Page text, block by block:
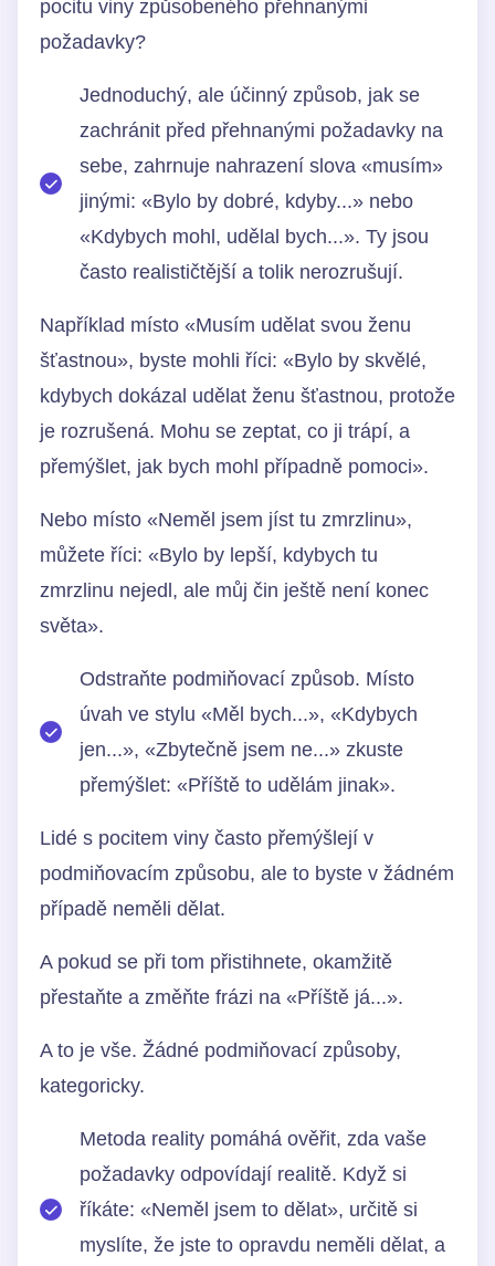
pocitu viny způsobeného přehnanými
požadavky?
Jednoduchý, ale účinný způsob, jak se
zachránit před přehnanými požadavky na
sebe, zahrnuje nahrazení slova «musím»
jinými: «Bylo by dobré, kdyby...» nebo
«Kdybych mohl, udělal bych...». Ty jsou
často realističtější a tolik nerozrušují.
Například místo «Musím udělat svou ženu
šťastnou», byste mohli říci: «Bylo by skvělé,
kdybych dokázal udělat ženu šťastnou, protože
je rozrušená. Mohu se zeptat, co ji trápí, a
přemýšlet, jak bych mohl případně pomoci».
Nebo místo «Neměl jsem jíst tu zmrzlinu»,
můžete říci: «Bylo by lepší, kdybych tu
zmrzlinu nejedl, ale můj čin ještě není konec
světa».
Odstraňte podmiňovací způsob. Místo
úvah ve stylu «Měl bych...», «Kdybych
jen...», «Zbytečně jsem ne...» zkuste
přemýšlet: «Příště to udělám jinak».
Lidé s pocitem viny často přemýšlejí v
podmiňovacím způsobu, ale to byste v žádném
případě neměli dělat.
A pokud se při tom přistihnete, okamžitě
přestaňte a změňte frázi na «Příště já...».
A to je vše. Žádné podmiňovací způsoby,
kategoricky.
Metoda reality pomáhá ověřit, zda vaše
požadavky odpovídají realitě. Když si
říkáte: «Neměl jsem to dělat», určitě si
myslíte, že jste to opravdu neměli dělat, a